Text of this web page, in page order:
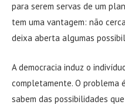
para serem servas de um
tem uma vantagem: não
deixa aberta algumas
A democracia induz o
completamente. O problema
sabem das possibilidades